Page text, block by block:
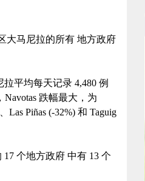
大马尼拉的所有 地方政府
平均每天记录 4,480 例
跌幅最大，为
Las Piñas (-32%) 和 Taguig
个地方政府 中有 13 个